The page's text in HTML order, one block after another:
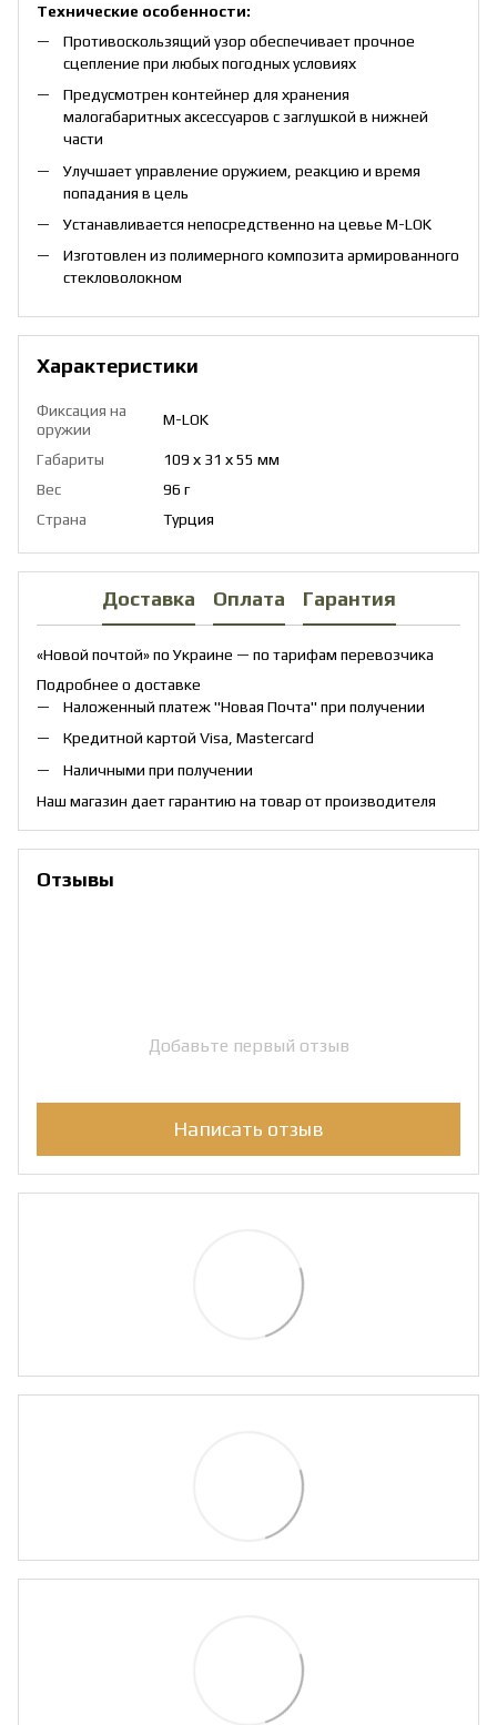
Технические особенности:
Противоскользящий узор обеспечивает прочное
сцепление при любых погодных условиях
Предусмотрен контейнер для хранения
малогабаритных аксессуаров с заглушкой в нижней
части
Улучшает управление оружием, реакцию и время
попадания в цель
Устанавливается непосредственно на цевье M-LOK
Изготовлен из полимерного композита армированного
стекловолокном
Характеристики
Фиксация на
оружии
M-LOK
Габариты
109 х 31 х 55 мм
Вес
96 г
Страна
Турция
Доставка Оплата Гарантия
«Новой почтой» по Украине — по тарифам перевозчика
Подробнее о доставке
Наложенный платеж "Новая Почта" при получении
Кредитной картой Visa, Mastercard
Наличными при получении
Наш магазин дает гарантию на товар от производителя
Отзывы
Добавьте первый отзыв
Написать отзыв